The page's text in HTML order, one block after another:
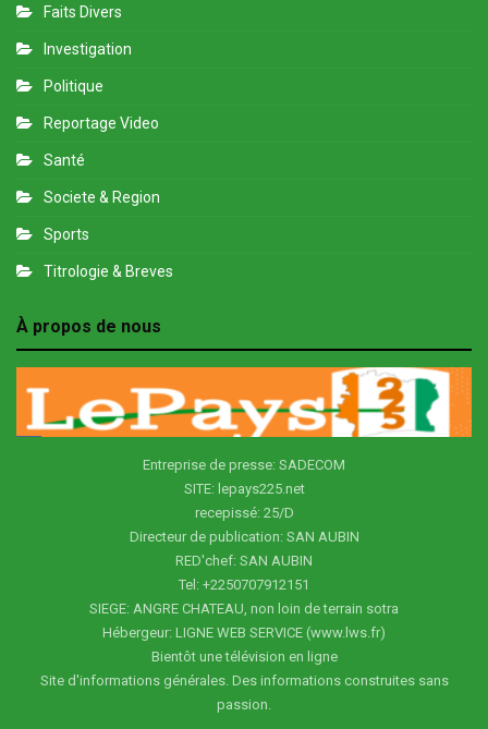
Faits Divers
Investigation
Politique
Reportage Video
Santé
Societe & Region
Sports
Titrologie & Breves
À propos de nous
Entreprise de presse: SADECOM
SITE: lepays225.net
recepissé: 25/D
Directeur de publication: SAN AUBIN
RED'chef: SAN AUBIN
Tel: +2250707912151
SIEGE: ANGRE CHATEAU, non loin de terrain sotra
Hébergeur: LIGNE WEB SERVICE (www.lws.fr)
Bientôt une télévision en ligne
Site d'informations générales. Des informations construites sans
passion.